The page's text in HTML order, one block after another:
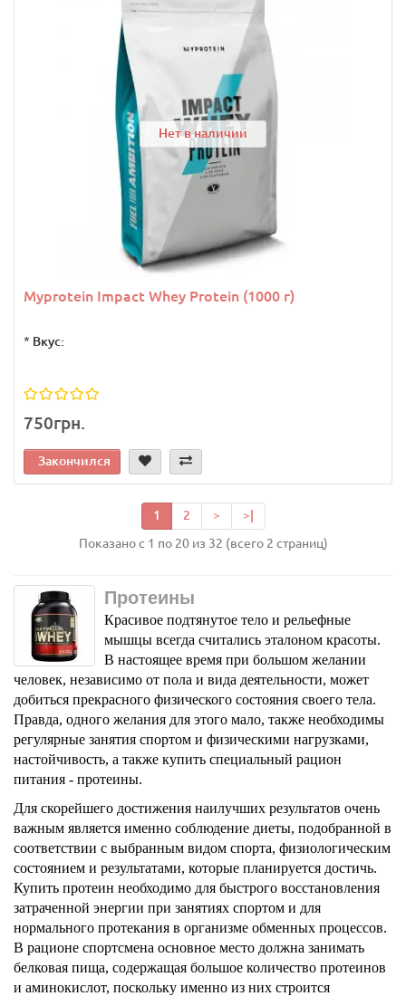
Нет в наличии
Myprotein Impact Whey Protein (1000 г)
* Вкус:
750грн.
Закончился
1 2 >
>|
Показано с 1 по 20 из 32 (всего 2 страниц)
Протеины
Красивое подтянутое тело и рельефные
мышцы всегда считались эталоном красоты.
В настоящее время при большом желании
человек, независимо от пола и вида деятельности, может
добиться прекрасного физического состояния своего тела.
Правда, одного желания для этого мало, также необходимы
регулярные занятия спортом и физическими нагрузками,
настойчивость, а также купить специальный рацион
питания - протеины.
Для скорейшего достижения наилучших результатов очень
важным является именно соблюдение диеты, подобранной в
соответствии с выбранным видом спорта, физиологическим
состоянием и результатами, которые планируется достичь.
Купить протеин необходимо для быстрого восстановления
затраченной энергии при занятиях спортом и для
нормального протекания в организме обменных процессов.
В рационе спортсмена основное место должна занимать
белковая пища, содержащая большое количество протеинов
и аминокислот, поскольку именно из них строится